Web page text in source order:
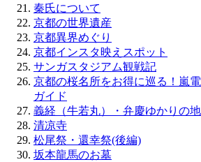
秦氏について
京都の世界遺産
京都異界めぐり
京都インスタ映えスポット
サンガスタジアム観戦記
京都の桜名所をお得に巡る！嵐
ガイド
義経（牛若丸）・弁慶ゆかりの地
清凉寺
松尾祭・還幸祭(後編)
坂本龍馬のお墓